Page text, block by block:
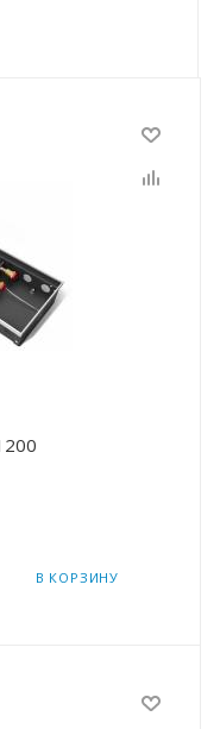
В КОРЗИНУ